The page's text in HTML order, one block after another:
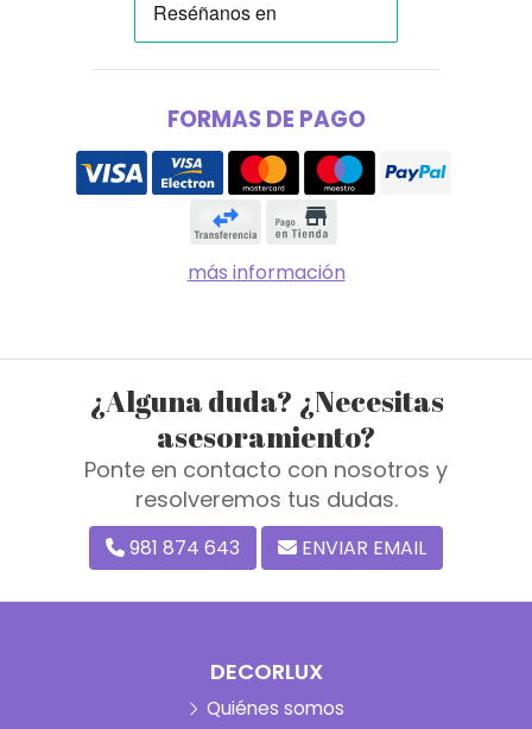
FORMAS DE PAGO
más información
¿Alguna duda? ¿Necesitas
asesoramiento?
Ponte en contacto con nosotros y
resolveremos tus dudas.
981 874 643 ENVIAR EMAIL
DECORLUX
Quiénes somos